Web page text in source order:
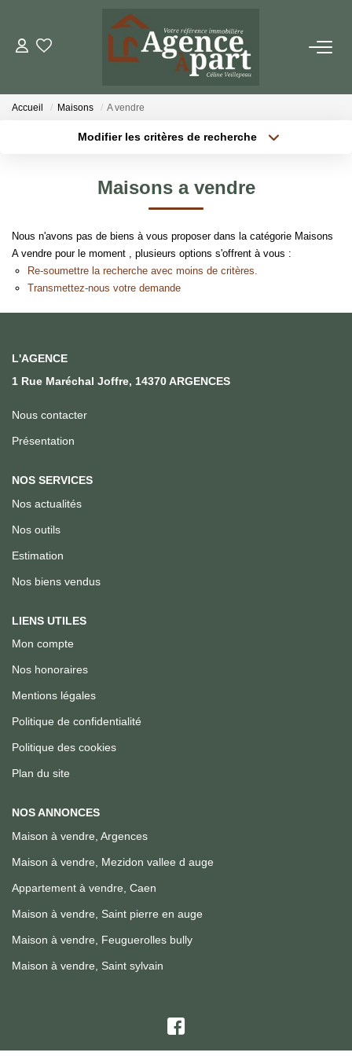
NOS BIENS
Locations
PARRAINER UN PROCHE
Notre Équipe
Accueil Maisons A vendre
Modifier les critères de recherche
Plus de critères Créer une alerte
Maisons a vendre
Nous n'avons pas de biens à vous proposer dans la catégorie Maisons
A vendre pour le moment , plusieurs options s'offrent à vous :
Re-soumettre la recherche avec moins de critères.
Transmettez-nous votre demande
L'AGENCE
1 Rue Maréchal Joffre, 14370 ARGENCES
Nous contacter
Présentation
NOS SERVICES
Nos actualités
Nos outils
Estimation
Nos biens vendus
LIENS UTILES
Mon compte
Nos honoraires
Mentions légales
Politique de confidentialité
Politique des cookies
Plan du site
NOS ANNONCES
Maison à vendre, Argences
Maison à vendre, Mezidon vallee d auge
Appartement à vendre, Caen
Maison à vendre, Saint pierre en auge
Maison à vendre, Feuguerolles bully
Maison à vendre, Saint sylvain